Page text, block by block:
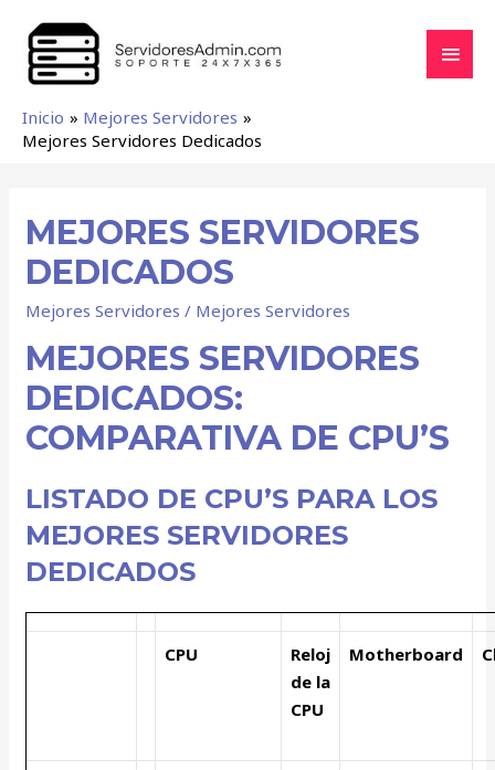
Inicio
Mejores Servidores
Mejores Servidores Dedicados
MEJORES SERVIDORES
DEDICADOS
Mejores Servidores / Mejores Servidores
MEJORES SERVIDORES
DEDICADOS:
COMPARATIVA DE CPU’S
LISTADO DE CPU’S PARA LOS
MEJORES SERVIDORES
DEDICADOS
CPU
Reloj
de la
CPU
Motherboard